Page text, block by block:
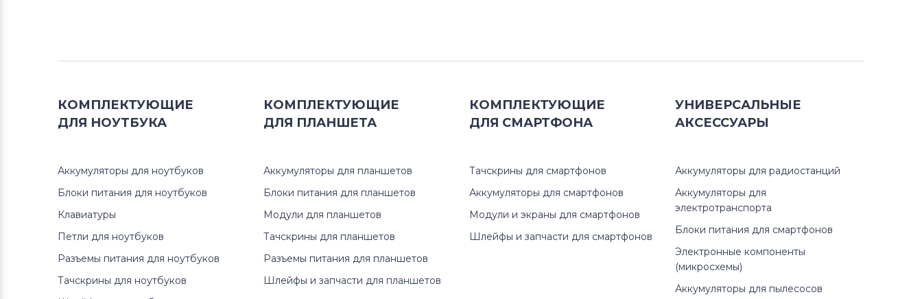
Вентиляторы (кулеры)HP
Вентиляторы (кулеры)Compaq
Вентиляторы (кулеры)
Вентиляторы (кулеры)
КОМПЛЕКТУЮЩИЕ
ДЛЯ НОУТБУКА
Аккумуляторы для ноутбуков
Блоки питания для ноутбуков
Клавиатуры
Петли для ноутбуков
Разъемы питания для ноутбуков
Тачскрины для ноутбуков
КОМПЛЕКТУЮЩИЕ
ДЛЯ ПЛАНШЕТА
Аккумуляторы для планшетов
Блоки питания для планшетов
Модули для планшетов
Тачскрины для планшетов
Разъемы питания для планшетов
Шлейфы и запчасти для планшетов
КОМПЛЕКТУЮЩИЕ
ДЛЯ СМАРТФОНА
Тачскрины для смартфонов
Аккумуляторы для смартфонов
Модули и экраны для смартфонов
Шлейфы и запчасти для смартфонов
УНИВЕРСАЛЬНЫЕ
АКСЕССУАРЫ
Аккумуляторы для радиостанций
Аккумуляторы для
электротранспорта
Блоки питания для смартфонов
Электронные компоненты
(микросхемы)
Аккумуляторы для пылесосов